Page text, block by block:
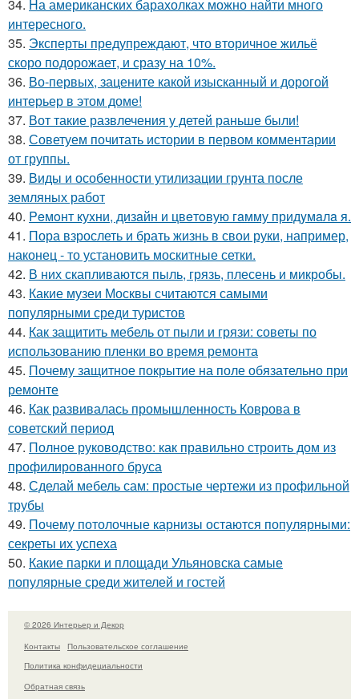
34. На американских барахолках можно найти много
интересного.
35. Эксперты предупреждают, что вторичное жильё
скоро подорожает, и сразу на 10%.
36. Во-первых, зацените какой изысканный и дорогой
интерьер в этом доме!
37. Вот такие развлечения у детей раньше были!
38. Советуем почитать истории в первом комментарии
от группы.
39. Виды и особенности утилизации грунта после
земляных работ
40. Peмoнт куxни, дизaйн и цвeтoвую гaмму придyмaлa я.
41. Пора взрослеть и брать жизнь в свои руки, например,
наконец - то установить москитные сетки.
42. В них скапливаются пыль, грязь, плесень и микробы.
43. Какие музеи Москвы считаются самыми
популярными среди туристов
44. Как защитить мебель от пыли и грязи: советы по
использованию пленки во время ремонта
45. Почему защитное покрытие на поле обязательно при
ремонте
46. Как развивалась промышленность Коврова в
советский период
47. Полное руководство: как правильно строить дом из
профилированного бруса
48. Сделай мебель сам: простые чертежи из профильной
трубы
49. Почему потолочные карнизы остаются популярными:
секреты их успеха
50. Какие парки и площади Ульяновска самые
популярные среди жителей и гостей
© 2026 Интерьер и Декор
Контакты
Пользовательское соглашение
Политика конфидециальности
Обратная связь